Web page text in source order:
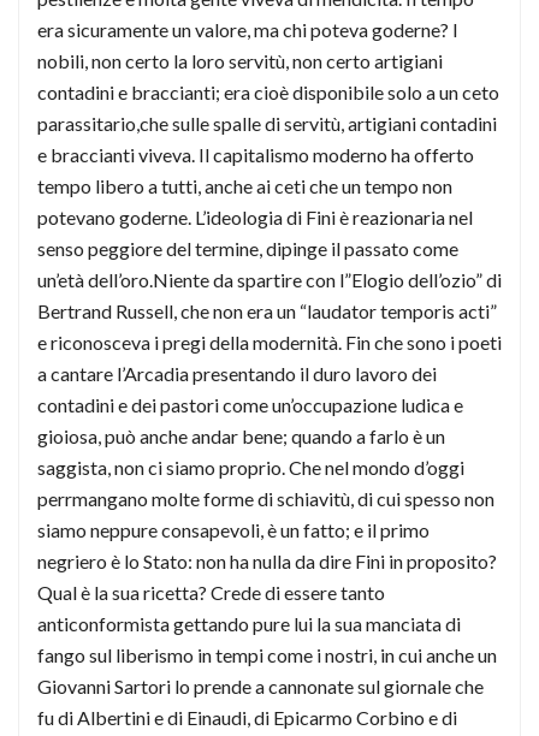
era sicuramente un valore, ma chi poteva goderne? I
nobili, non certo la loro servitù, non certo artigiani
contadini e braccianti; era cioè disponibile solo a un ceto
parassitario,che sulle spalle di servitù, artigiani contadini
e braccianti viveva. Il capitalismo moderno ha offerto
tempo libero a tutti, anche ai ceti che un tempo non
potevano goderne. L’ideologia di Fini è reazionaria nel
senso peggiore del termine, dipinge il passato come
un’età dell’oro.Niente da spartire con l”Elogio dell’ozio” di
Bertrand Russell, che non era un “laudator temporis acti”
e riconosceva i pregi della modernità. Fin che sono i poeti
a cantare l’Arcadia presentando il duro lavoro dei
contadini e dei pastori come un’occupazione ludica e
gioiosa, può anche andar bene; quando a farlo è un
saggista, non ci siamo proprio. Che nel mondo d’oggi
perrmangano molte forme di schiavitù, di cui spesso non
siamo neppure consapevoli, è un fatto; e il primo
negriero è lo Stato: non ha nulla da dire Fini in proposito?
Qual è la sua ricetta? Crede di essere tanto
anticonformista gettando pure lui la sua manciata di
fango sul liberismo in tempi come i nostri, in cui anche un
Giovanni Sartori lo prende a cannonate sul giornale che
fu di Albertini e di Einaudi, di Epicarmo Corbino e di